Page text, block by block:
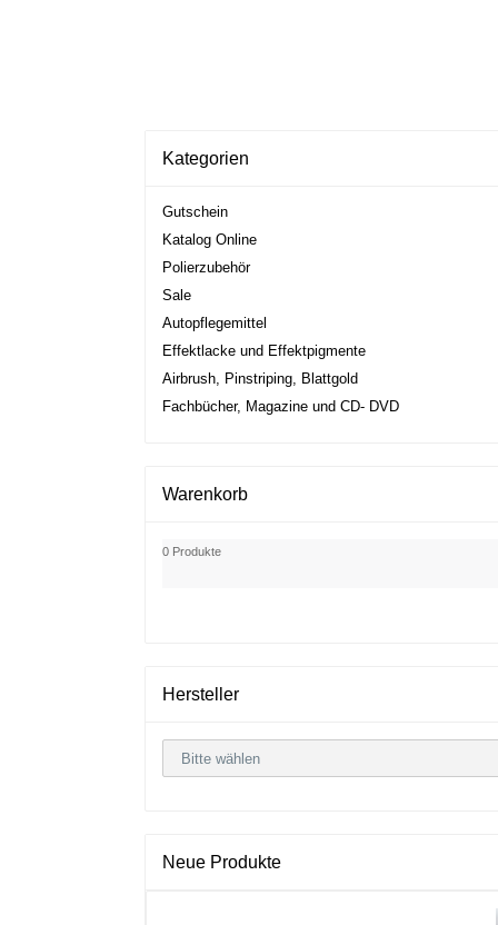
Kategorien
Gutschein
Katalog Online
Polierzubehör
Sale
Autopflegemittel
Effektlacke und Effektpigmente
Airbrush, Pinstriping, Blattgold
Fachbücher, Magazine und CD- DVD
Warenkorb
0 Produkte
Hersteller
Neue Produkte